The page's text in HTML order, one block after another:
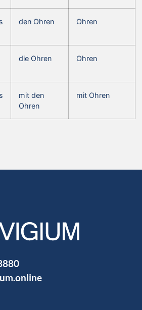
den Ohren Ohren
die Ohren Ohren
mit den
Ohren
mit Ohren